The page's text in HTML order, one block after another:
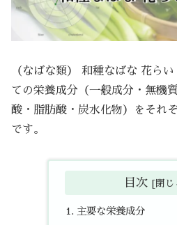
（なばな類） 和種なばな 花ら
ての栄養成分（一般成分・無機
酸・脂肪酸・炭水化物）をそれ
です。
目次
主要な栄養成分